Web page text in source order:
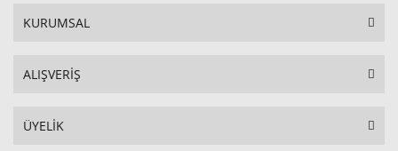
KURUMSAL
ALIŞVERİŞ
ÜYELİK